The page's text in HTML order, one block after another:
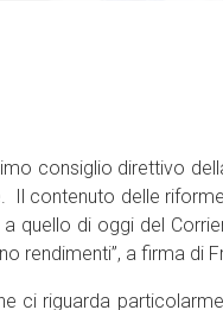
consiglio direttivo
Il contenuto delle
quello di oggi del
rendimenti”, a firma di
ci riguarda